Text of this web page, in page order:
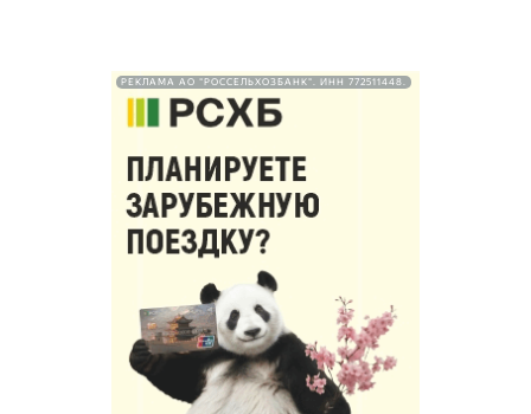
РЕКЛАМА АО "РОССЕЛЬХОЗБАНК". ИНН 772511448.